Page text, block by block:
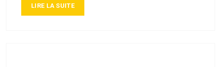
LIRE LA SUITE